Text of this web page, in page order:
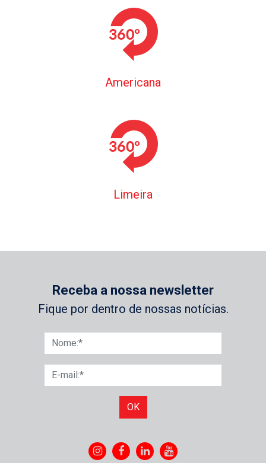
Americana
Limeira
Receba a nossa newsletter
Fique por dentro de nossas notícias.
OK